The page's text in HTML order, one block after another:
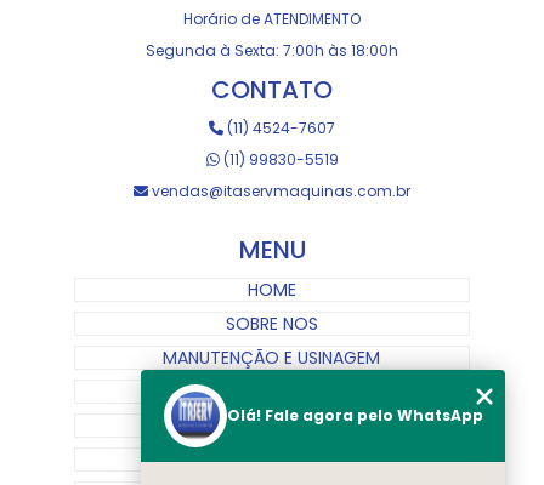
Horário de ATENDIMENTO
Segunda à Sexta: 7:00h às 18:00h
CONTATO
(11) 4524-7607
(11) 99830-5519
vendas@itaservmaquinas.com.br
MENU
HOME
SOBRE NOS
MANUTENÇÃO E USINAGEM
EQUIPAMENTOS
RASTREAMENTO
Olá! Fale agora pelo WhatsApp